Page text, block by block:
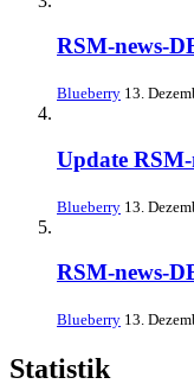
RSM-news-
Blueberry 13.
Update
Blueberry 13.
RSM-news-
Blueberry 13.
Statistik